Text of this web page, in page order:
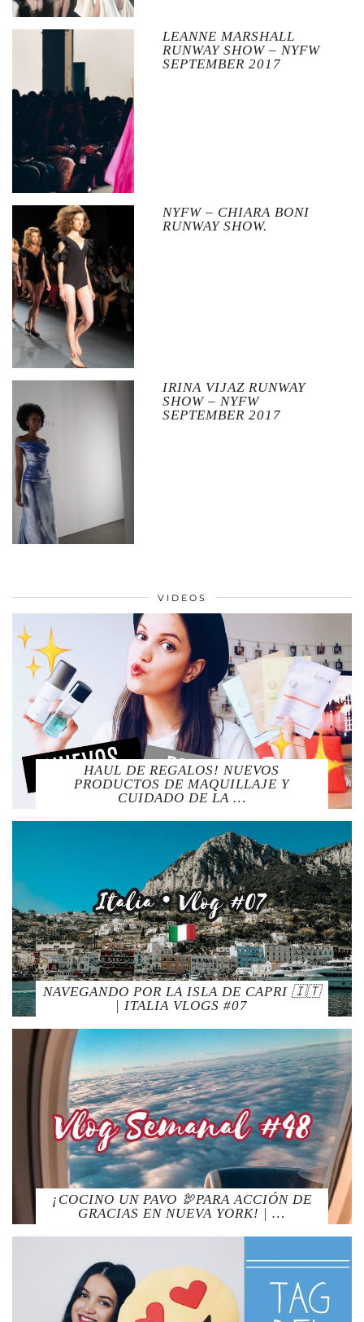
LEANNE MARSHALL
RUNWAY SHOW – NYFW
SEPTEMBER 2017
NYFW – CHIARA BONI
RUNWAY SHOW.
IRINA VIJAZ RUNWAY
SHOW – NYFW
SEPTEMBER 2017
VIDEOS
HAUL DE REGALOS! NUEVOS
PRODUCTOS DE MAQUILLAJE Y
CUIDADO DE LA …
NAVEGANDO POR LA ISLA DE CAPRI 🇮🇹
| ITALIA VLOGS #07
¡COCINO UN PAVO 🦃PARA ACCIÓN DE
GRACIAS EN NUEVA YORK! | …